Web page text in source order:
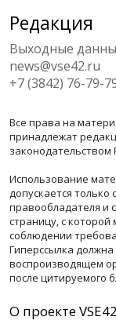
Редакция
Выходные
news@vse42.ru
+7 (3842) 76-79-
Все права на
принадлежат
законодательством
Использование
допускается
правообладателя и
страницу, с
соблюдении
Гиперссылка
воспроизводящем
после цитируемого
О проекте